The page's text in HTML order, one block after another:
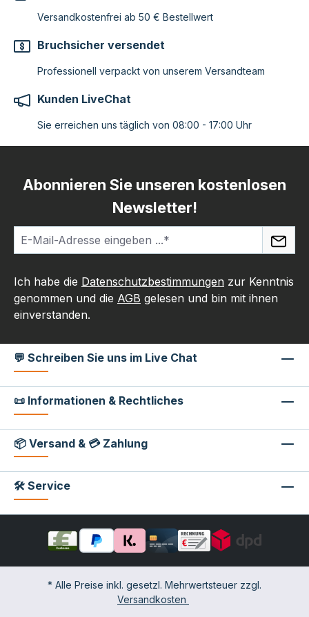
Versandkostenfrei ab 50 € Bestellwert
Bruchsicher versendet
Professionell verpackt von unserem Versandteam
Kunden LiveChat
Sie erreichen uns täglich von 08:00 - 17:00 Uhr
Abonnieren Sie unseren kostenlosen
Newsletter!
Ich habe die Datenschutzbestimmungen zur Kenntnis
genommen und die AGB gelesen und bin mit ihnen
einverstanden.
💬 Schreiben Sie uns im Live Chat
📜 Informationen & Rechtliches
📦 Versand & 💳 Zahlung
🛠 Service
* Alle Preise inkl. gesetzl. Mehrwertsteuer zzgl.
Versandkosten